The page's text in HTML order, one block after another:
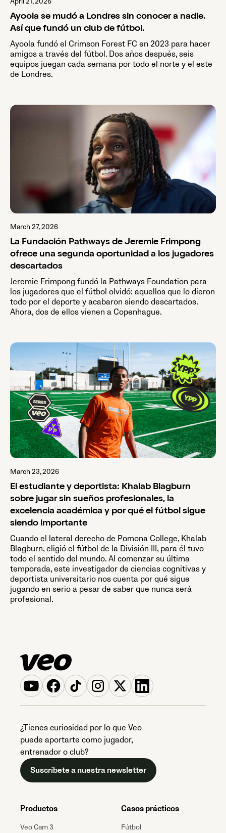
Ayoola se mudó a Londres sin conocer a nadie.
Así que fundó un club de fútbol.
Ayoola fundó el Crimson Forest FC en 2023 para hacer
amigos a través del fútbol. Dos años después, seis
equipos juegan cada semana por todo el norte y el este
de Londres.
March 27, 2026
La Fundación Pathways de Jeremie Frimpong
ofrece una segunda oportunidad a los jugadores
descartados
Jeremie Frimpong fundó la Pathways Foundation para
los jugadores que el fútbol olvidó: aquellos que lo dieron
todo por el deporte y acabaron siendo descartados.
Ahora, dos de ellos vienen a Copenhague.
March 23, 2026
El estudiante y deportista: Khalab Blagburn
sobre jugar sin sueños profesionales, la
excelencia académica y por qué el fútbol sigue
siendo importante
Cuando el lateral derecho de Pomona College, Khalab
Blagburn, eligió el fútbol de la División III, para él tuvo
todo el sentido del mundo. Al comenzar su última
temporada, este investigador de ciencias cognitivas y
deportista universitario nos cuenta por qué sigue
jugando en serio a pesar de saber que nunca será
profesional.
¿Tienes curiosidad por lo que Veo
puede aportarte como jugador,
entrenador o club?
Suscríbete a nuestra newsletter
Productos
Veo Cam 3
Casos prácticos
Fútbol